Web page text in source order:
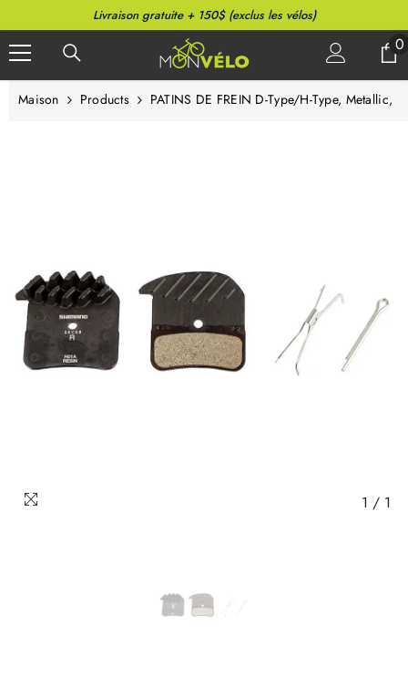
Livraison gratuite + 150$ (exclus les vélos)
0
0
Maison Products PATINS DE FREIN D-Type/H-Type, Metallic,
1 / 1